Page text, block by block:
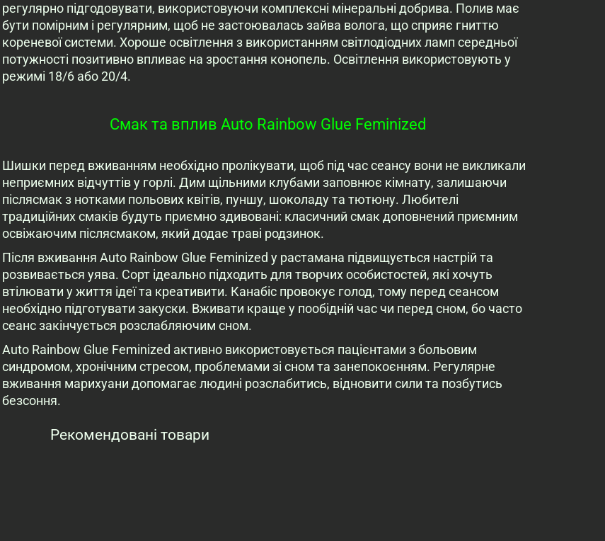
регулярно підгодовувати, використовуючи комплексні мінеральні добрива. Полив має
бути помірним і регулярним, щоб не застоювалась зайва волога, що сприяє гниттю
кореневої системи. Хороше освітлення з використанням світлодіодних ламп середньої
потужності позитивно впливає на зростання конопель. Освітлення використовують у
режимі 18/6 або 20/4.
Смак та вплив Auto Rainbow Glue Feminized
Шишки перед вживанням необхідно пролікувати, щоб під час сеансу вони не викликали
неприємних відчуттів у горлі. Дим щільними клубами заповнює кімнату, залишаючи
післясмак з нотками польових квітів, пуншу, шоколаду та тютюну. Любителі
традиційних смаків будуть приємно здивовані: класичний смак доповнений приємним
освіжаючим післясмаком, який додає траві родзинок.
Після вживання Auto Rainbow Glue Feminized у растамана підвищується настрій та
розвивається уява. Сорт ідеально підходить для творчих особистостей, які хочуть
втілювати у життя ідеї та креативити. Канабіс провокує голод, тому перед сеансом
необхідно підготувати закуски. Вживати краще у пообідній час чи перед сном, бо часто
сеанс закінчується розслабляючим сном.
Auto Rainbow Glue Feminized активно використовується пацієнтами з больовим
синдромом, хронічним стресом, проблемами зі сном та занепокоєнням. Регулярне
вживання марихуани допомагає людині розслабитись, відновити сили та позбутись
безсоння.
Рекомендовані товари